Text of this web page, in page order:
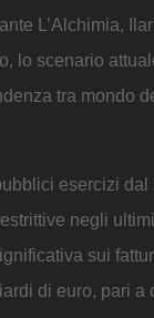
L’Alchimia,
lo scenario
tra mondo
esercizi
negli
sui
di euro, pari a